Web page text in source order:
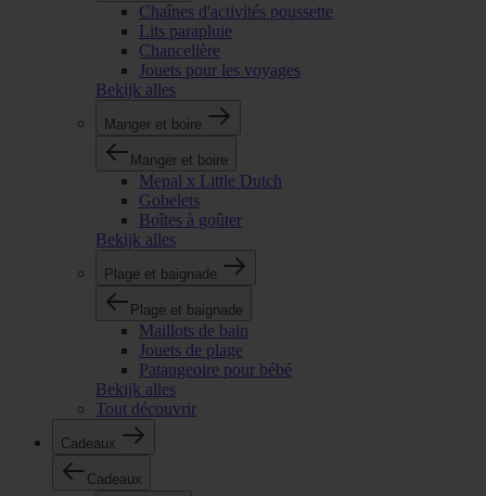
Chaînes d'activités poussette
Lits parapluie
Chancelière
Jouets pour les voyages
Bekijk alles
Manger et boire
Manger et boire
Mepal x Little Dutch
Gobelets
Boîtes à goûter
Bekijk alles
Plage et baignade
Plage et baignade
Maillots de bain
Jouets de plage
Pataugeoire pour bébé
Bekijk alles
Tout découvrir
Cadeaux
Cadeaux